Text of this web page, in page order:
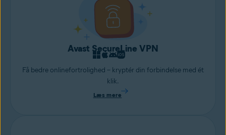
Avast SecureLine VPN
Få bedre onlinefortrolighed – kryptér din forbindelse med ét
klik.
Læs mere